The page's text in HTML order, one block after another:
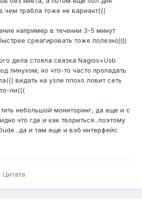
чем трабла тоже не вариант(((
например в течении 3-5 минут
среагировать тоже полезно))))
дела стояла связка Nagios+Usb
линухом, но что-то часто пропадать
видать на узле плохо ловит сеть
ли(((
небольшой мониторинг, да еще и с
что где и как твориться...поэтому
и там еще и вэб интерфейс
Цитата